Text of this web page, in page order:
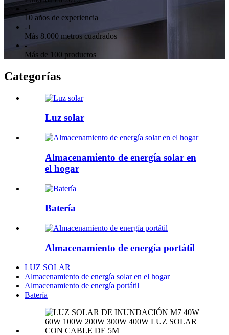
-
10 años de experiencia
-+
Más 8.000 metros cuadrados
-
Más de 100 productos
Categorías
Luz solar
Almacenamiento de energía solar en
el hogar
Batería
Almacenamiento de energía portátil
LUZ SOLAR
Almacenamiento de energía solar en el hogar
Almacenamiento de energía portátil
Batería